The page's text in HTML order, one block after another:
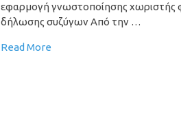
εφαρμογή γνωστοποίησης χωριστής
δήλωσης συζύγων Από την …
Read More